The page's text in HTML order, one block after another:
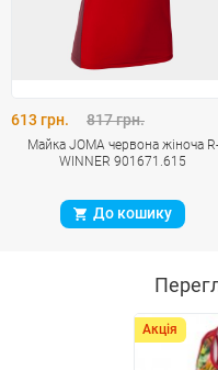
613 грн. 817 грн.
Майка JOMA червона жіноча R-
WINNER 901671.615
До кошику
Акція